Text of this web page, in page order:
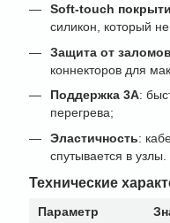
Soft-touch
силикон, который
Защита от заломов
коннекторов для
Поддержка 3А:
перегрева;
Эластичность:
спутывается в узлы.
Технические
Параметр